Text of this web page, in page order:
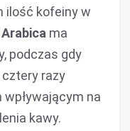
ilość kofeiny w
Arabica ma
podczas gdy
razy
na
kawy.